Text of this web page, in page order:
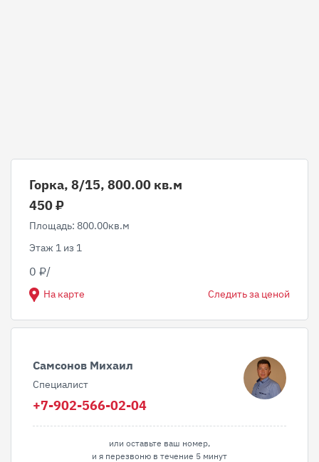
Горка, 8/15, 800.00 кв.м
450 ₽
Площадь: 800.00кв.м
Этаж 1 из 1
0 ₽/
На карте Следить за ценой
Самсонов Михаил
Специалист
+7-902-566-02-04
или оставьте ваш номер,
и я перезвоню в течение 5 минут